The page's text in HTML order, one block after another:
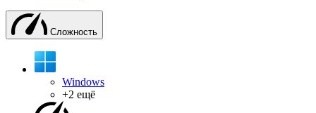
Сложность
Windows
+2 ещё